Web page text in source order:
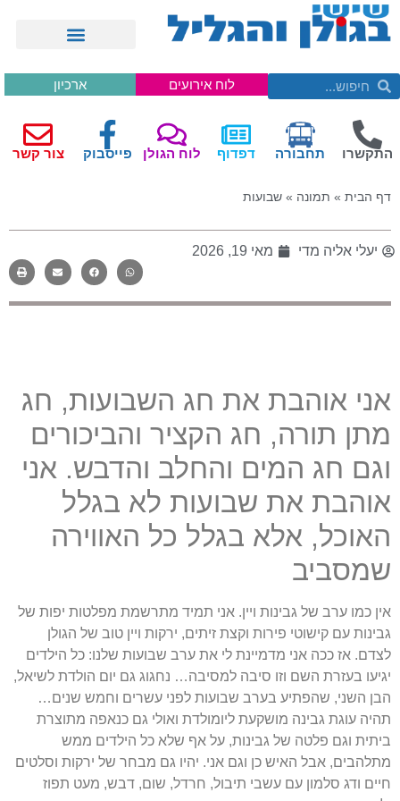
לוח אירועים ארכיון
התקשרו תחבורה דפדוף לוח הגולן פייסבוק צור קשר
דף הבית » תמונה » שבועות
יעלי אליה מדי מאי 19, 2026
אני אוהבת את חג השבועות, חג
מתן תורה, חג הקציר והביכורים
וגם חג המים והחלב והדבש. אני
אוהבת את שבועות לא בגלל
האוכל, אלא בגלל כל האווירה
שמסביב
אין כמו ערב של גבינות ויין. אני תמיד מתרשמת מפלטות יפות של
גבינות עם קישוטי פירות וקצת זיתים, ירקות ויין טוב של הגולן
לצדם. אז ככה אני מדמיינת לי את ערב שבועות שלנו: כל הילדים
יגיעו בעזרת השם וזו סיבה למסיבה… נחגוג גם יום הולדת לשיאל,
הבן השני, שהפתיע בערב שבועות לפני עשרים וחמש שנים…
תהיה עוגת גבינה מושקעת ליומולדת ואולי גם כנאפה מתוצרת
ביתית וגם פלטה של גבינות, על אף שלא כל הילדים ממש
מתלהבים, אבל האיש כן וגם אני. יהיו גם מבחר של ירקות וסלטים
חיים ודג סלמון עם עשבי תיבול, חרדל, שום, דבש, מעט תפוז